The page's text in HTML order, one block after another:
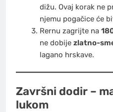
dižu. Ovaj korak ne
njemu pogačice će
Rernu zagrijte na
ne dobije zlatno-
lagano hrskave.
Završni dodir –
lukom